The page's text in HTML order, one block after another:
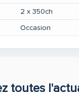
2 x 350ch
Occasion
toutes